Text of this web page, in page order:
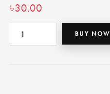
৳30.00
BUY NOW